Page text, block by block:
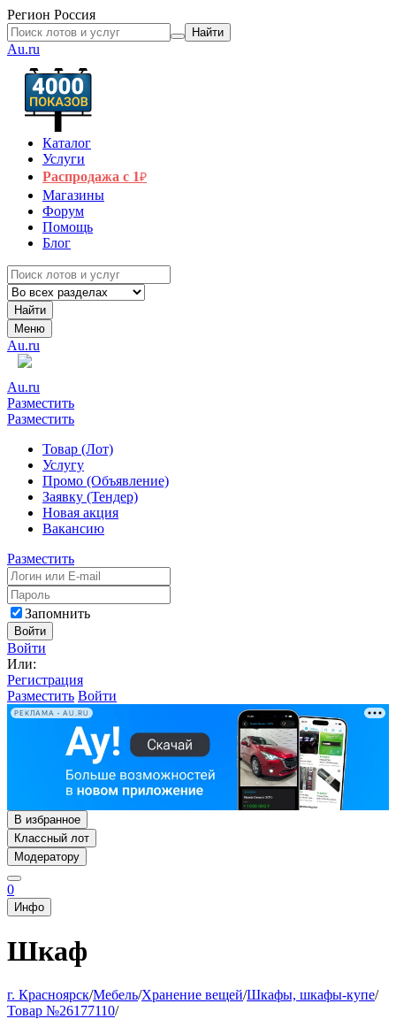
Регион Россия
Найти
Au.ru
Каталог
Услуги
Распродажа с 1₽
Магазины
Форум
Помощь
Блог
Найти
Меню
Au.ru
Au.ru
Разместить
Разместить
Товар (Лот)
Услугу
Промо (Объявление)
Заявку (Тендер)
Новая акция
Вакансию
Разместить
Запомнить
Войти
Войти
Или:
Регистрация
Разместить Войти
РЕКЛАМА • AU.RU
В избранное
Классный лот
Модератору
0
Инфо
Шкаф
г. Красноярск/Мебель/Хранение вещей/Шкафы, шкафы-купе/
Товар №26177110/